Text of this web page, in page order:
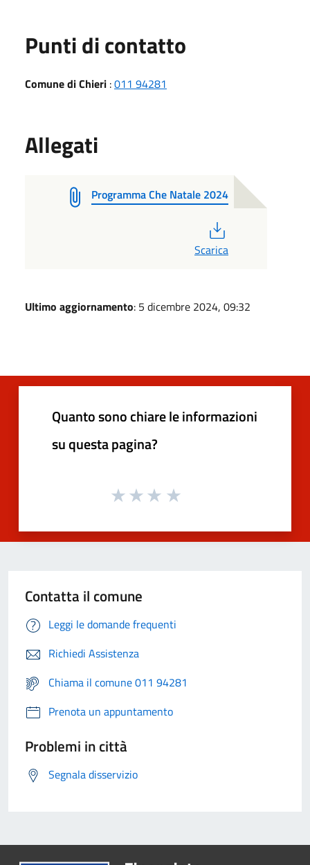
Punti di contatto
Comune di Chieri :011 94281
Allegati
Programma Che Natale 2024
Scarica
Ultimo aggiornamento: 5 dicembre 2024, 09:32
Quanto sono chiare le informazioni
su questa pagina?
Contatta il comune
Leggi le domande frequenti
Richiedi Assistenza
Chiama il comune 011 94281
Prenota un appuntamento
Problemi in città
Segnala disservizio